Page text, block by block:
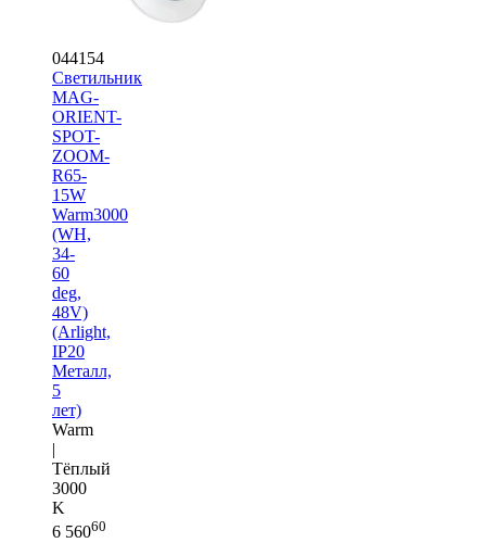
044154
Светильник
MAG-
ORIENT-
SPOT-
ZOOM-
R65-
15W
Warm3000
(WH,
34-
60
deg,
48V)
(Arlight,
IP20
Металл,
5
лет)
Warm
|
Тёплый
3000
K
6 56060